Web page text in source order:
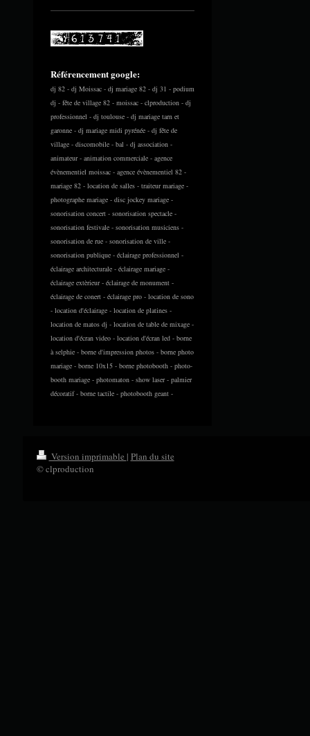
Référencement google:
dj 82 - dj Moissac - dj mariage 82 - dj 31 - podium
dj - fête de village 82 - moissac - clproduction - dj
professionnel - dj toulouse - dj mariage tarn et
garonne - dj mariage midi pyrénée - dj fête de
village - discomobile - bal - dj association -
animateur - animation commerciale - agence
évènementiel moissac - agence évènementiel 82 -
mariage 82 - location de salles - traiteur mariage -
photographe mariage - disc jockey mariage -
sonorisation concert - sonorisation spectacle -
sonorisation festivale - sonorisation musiciens -
sonorisation de rue - sonorisation de ville -
sonorisation publique - éclairage professionnel -
éclairage architecturale - éclairage mariage -
éclairage extèrieur - éclairage de monument -
éclairage de conert - éclairage pro - location de sono
- location d'éclairage - location de platines -
location de matos dj - location de table de mixage -
location d'écran video - location d'écran led - borne
à selphie - borne d'impression photos - borne photo
mariage - borne 10x15 - borne photobooth - photo-
booth mariage - photomaton - show laser - palmier
décoratif - borne tactile - photobooth geant -
Version imprimable | Plan du site
© clproduction